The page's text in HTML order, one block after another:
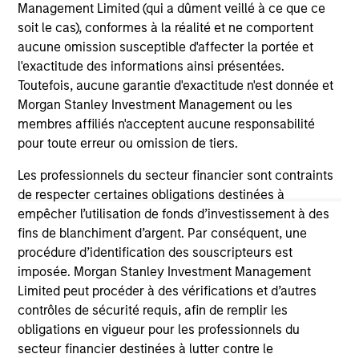
Management Limited (qui a dûment veillé à ce que ce
soit le cas), conformes à la réalité et ne comportent
aucune omission susceptible d'affecter la portée et
l'exactitude des informations ainsi présentées.
Toutefois, aucune garantie d'exactitude n'est donnée et
Morgan Stanley Investment Management ou les
membres affiliés n'acceptent aucune responsabilité
pour toute erreur ou omission de tiers.
Les professionnels du secteur financier sont contraints
de respecter certaines obligations destinées à
empêcher l’utilisation de fonds d’investissement à des
fins de blanchiment d’argent. Par conséquent, une
procédure d’identification des souscripteurs est
imposée. Morgan Stanley Investment Management
Limited peut procéder à des vérifications et d’autres
contrôles de sécurité requis, afin de remplir les
obligations en vigueur pour les professionnels du
secteur financier destinées à lutter contre le
BIG PICTURE
Video: Ten Investment Truths About
Artificial Intelligence
In this Big Picture video,
Jitania Kandhari
extraordinary speed of the infrastructure
buildout, to the rise of autonomous agents, to
the two competing architectures that will
shape the geopolitical order for decades.
07-JUL-2026